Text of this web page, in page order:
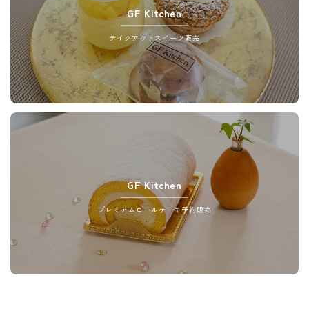
テイクアウトスイーツ販売
GF Kitchen
プレミアムロールケーキ予約販売
GF Kitchen